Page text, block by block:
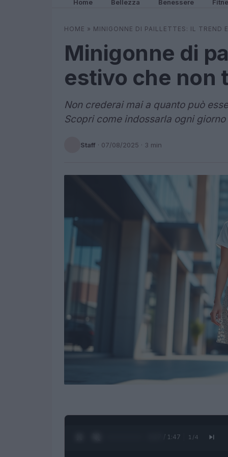
Home Bellezza Benessere
HOME » MINIGONNE DI PAILLETTES: IL TREND
Minigonne di
estivo che non
Non crederai mai a quanto può
Scopri come indossarla ogni
Staff · 07/08/2025 · 3 min
0:28 / 1:47 1 /4